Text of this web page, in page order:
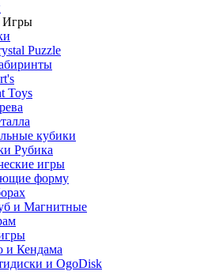
Игры
Puzzle
Toys
кубики
Рубика
игры
форму
и Магнитные
и Кендама
и OgoDisk